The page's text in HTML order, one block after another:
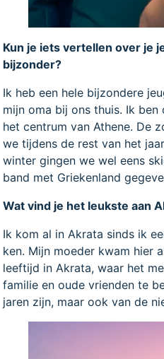
Kun je iets vertellen over je
bijzonder?
Ik heb een hele bijzondere
mijn oma bij ons thuis. Ik
het centrum van Athene. De
we tijdens de rest van het
winter gingen we wel eens
band met Griekenland
Wat vind je het leukste aan
Ik kom al in Akrata sinds ik
ken. Mijn moeder kwam hier
leeftijd in Akrata, waar het
familie en oude vrienden te
jaren zijn, maar ook van de